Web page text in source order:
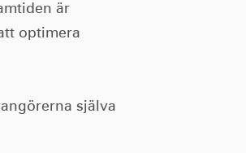
är
optimera
själva